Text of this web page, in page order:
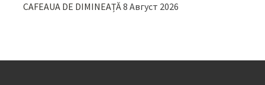
CAFEAUA DE DIMINEAȚĂ8 Август 2026